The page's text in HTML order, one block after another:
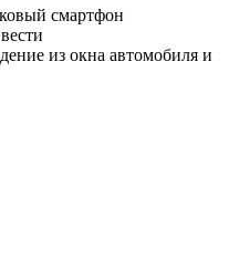
смартфон
из окна автомобиля и